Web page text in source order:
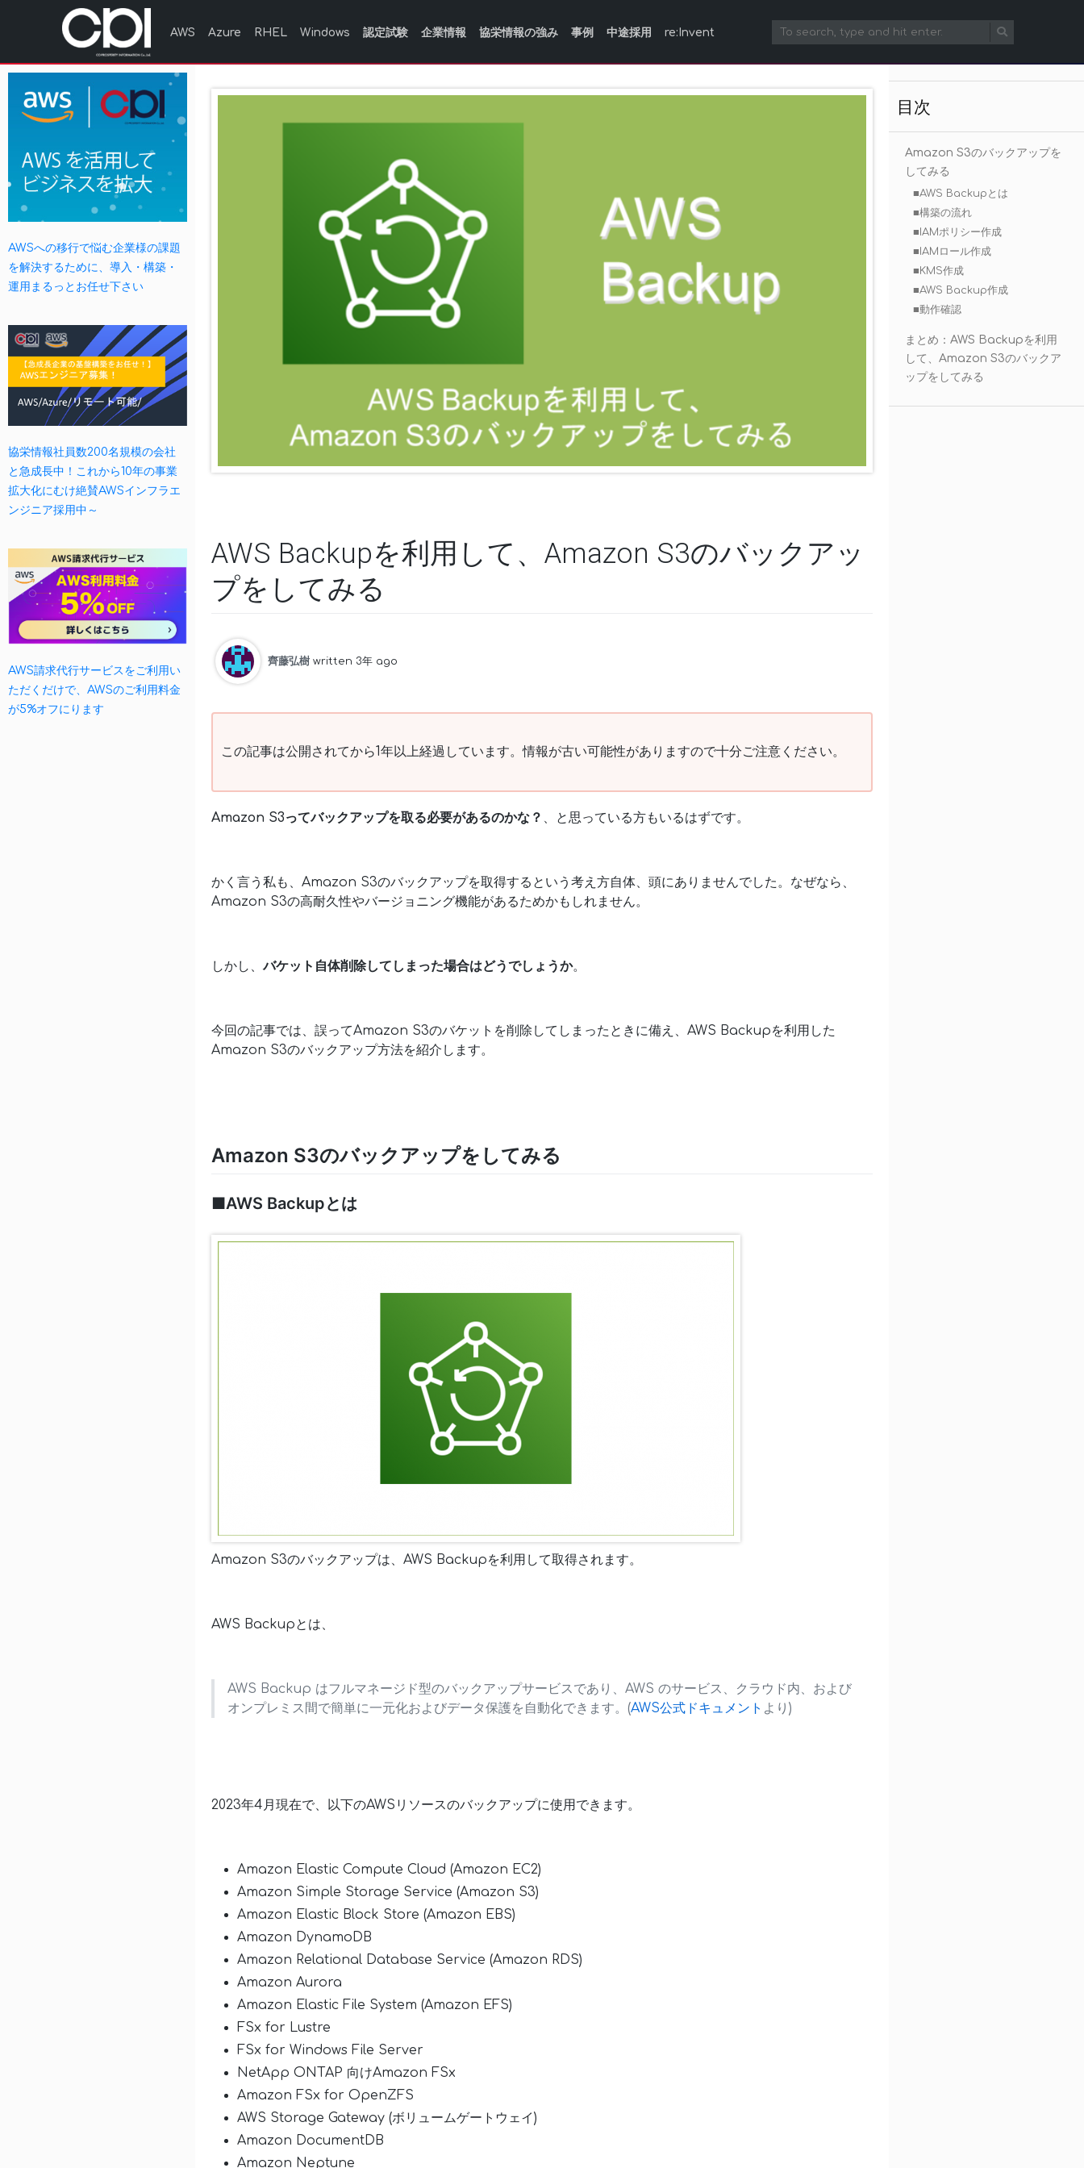
AWS Azure RHEL Windows 認定試験 企業情報 協栄情報の強み 事例 中途採用 re:Invent
AWSへの移行で悩む企業様の課題
を解決するために、導入・構築・
運用まるっとお任せ下さい
協栄情報社員数200名規模の会社
と急成長中！これから10年の事業
拡大化にむけ絶賛AWSインフラエ
ンジニア採用中～
AWS請求代行サービスをご利用い
ただくだけで、AWSのご利用料金
が5%オフにります
AWS Backupを利用して、Amazon S3のバックアッ
プをしてみる
齊藤弘樹 written 3年 ago
この記事は公開されてから1年以上経過しています。情報が古い可能性がありますので十分ご注意ください。
Amazon S3ってバックアップを取る必要があるのかな？ 、と思っている方もいるはずです。
かく言う私も、Amazon S3のバックアップを取得するという考え方自体、頭にありませんでした。なぜなら、
Amazon S3の高耐久性やバージョニング機能があるためかもしれません。
しかし、バケット自体削除してしまった場合はどうでしょうか。
今回の記事では、誤ってAmazon S3のバケットを削除してしまったときに備え、AWS Backupを利用した
Amazon S3のバックアップ方法を紹介します。
Amazon S3のバックアップをしてみる
■AWS Backupとは
Amazon S3のバックアップは、AWS Backupを利用して取得されます。
AWS Backupとは、
AWS Backup はフルマネージド型のバックアップサービスであり、AWS のサービス、クラウド内、および
オンプレミス間で簡単に一元化およびデータ保護を自動化できます。(AWS公式ドキュメント より)
2023年4月現在で、以下のAWSリソースのバックアップに使用できます。
Amazon Elastic Compute Cloud (Amazon EC2)
Amazon Simple Storage Service (Amazon S3)
Amazon Elastic Block Store (Amazon EBS)
Amazon DynamoDB
Amazon Relational Database Service (Amazon RDS)
Amazon Aurora
Amazon Elastic File System (Amazon EFS)
FSx for Lustre
FSx for Windows File Server
NetApp ONTAP 向けAmazon FSx
Amazon FSx for OpenZFS
AWS Storage Gateway (ボリュームゲートウェイ)
Amazon DocumentDB
Amazon Neptune
目次
Amazon S3のバックアップを
してみる
■AWS Backupとは
■構築の流れ
■IAMポリシー作成
■IAMロール作成
■KMS作成
■AWS Backup作成
■動作確認
まとめ：AWS Backupを利用
して、Amazon S3のバックア
ップをしてみる